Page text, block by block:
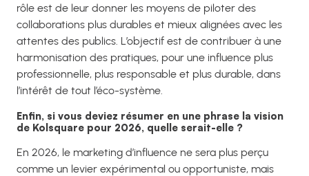
rôle est de leur donner les moyens de piloter des
collaborations plus durables et mieux alignées avec les
attentes des publics. L’objectif est de contribuer à une
harmonisation des pratiques, pour une influence plus
professionnelle, plus responsable et plus durable, dans
l’intérêt de tout l’éco-système.
Enfin, si vous deviez résumer en une phrase la vision
de Kolsquare pour 2026, quelle serait-elle ?
En 2026, le marketing d’influence ne sera plus perçu
comme un levier expérimental ou opportuniste, mais